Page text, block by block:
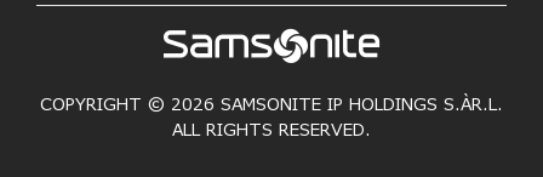
COPYRIGHT © 2026 SAMSONITE IP HOLDINGS S.ÀR.L.
ALL RIGHTS RESERVED.